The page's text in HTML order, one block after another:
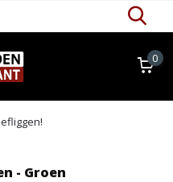
0
- Groen